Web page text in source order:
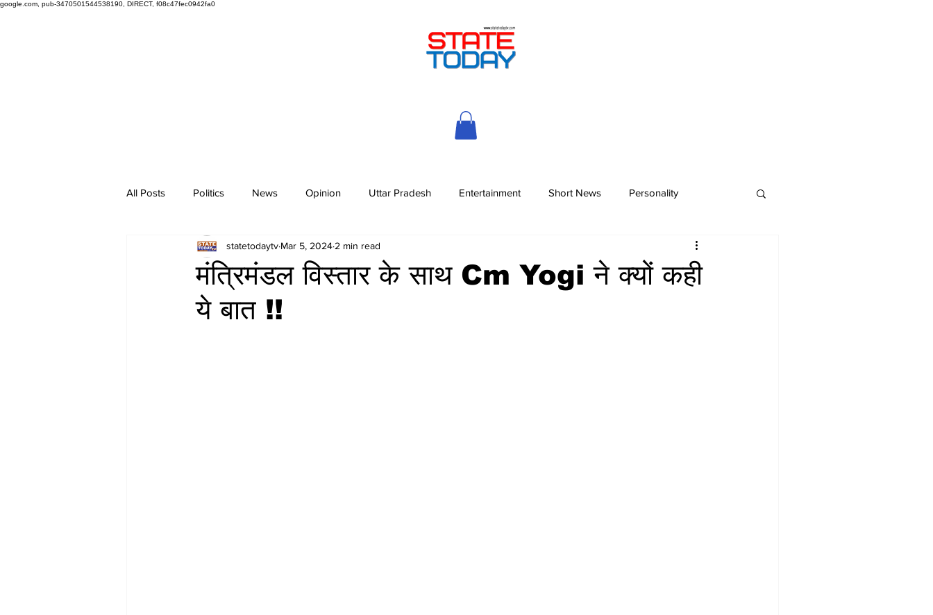
google.com, pub-3470501544538190, DIRECT, f08c47fec0942fa0
All Posts Politics News Opinion Uttar Pradesh Entertainment Short News Personality
मंत्रिमंडल विस्तार के साथ Cm Yogi ने क्यों कही
ये बात !!
statetodaytv Mar 5, 2024 2 min read